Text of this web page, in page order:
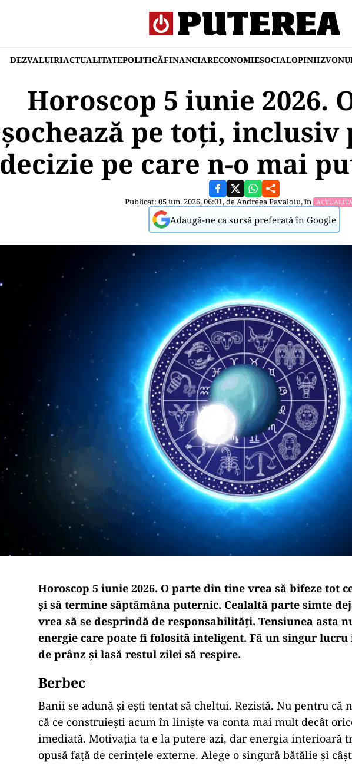
DEZVALUIRIACTUALITATEPOLITICĂFINANCIARECONOMIESOCIALOPINII
Horoscop 5 iunie 2026.
șochează pe toți, inclusiv
decizie pe care n-o mai
Publicat: 05 iun. 2026, 06:01, deAndreea Pavaloiu, în
Adaugă-ne ca sursă preferată în Google
Horoscop 5 iunie 2026. O parte din tine vrea să bifeze tot
și să termine săptămâna puternic. Cealaltă parte simte
vrea să se desprindă de responsabilități. Tensiunea asta
energie care poate fi folosită inteligent. Fă un singur
de prânz și lasă restul zilei să respire.
Berbec
Banii se adună și ești tentat să cheltui. Rezistă. Nu pentru că
că ce construiești acum în liniște va conta mai mult decât
imediată. Motivația ta e la putere azi, dar energia interioară
opusă față de cerințele externe. Alege o singură bătălie și